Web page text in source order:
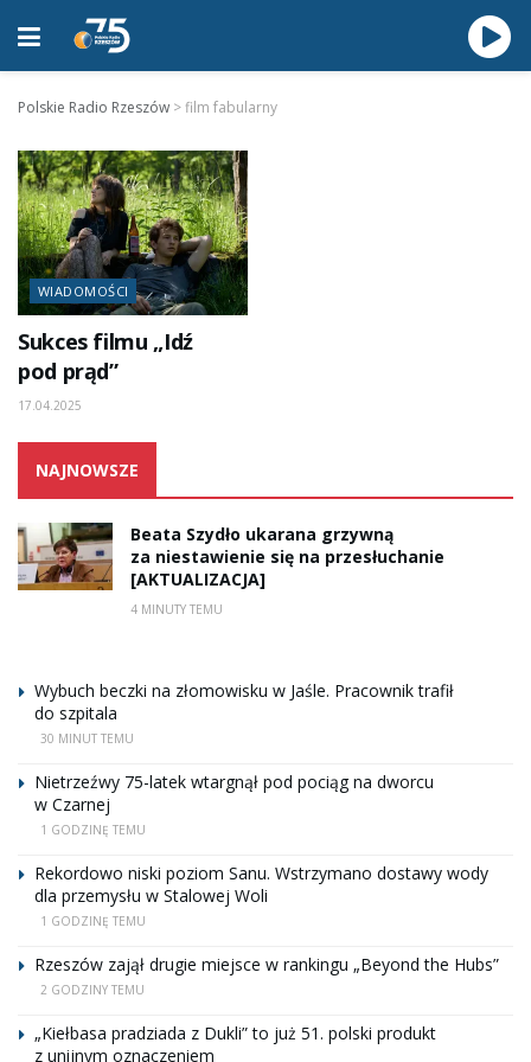
Polskie Radio Rzeszów >film fabularny
WIADOMOŚCI
Sukces filmu „Idź
pod prąd”
17.04.2025
NAJNOWSZE
Beata Szydło ukarana grzywną
za niestawienie się na przesłuchanie
[AKTUALIZACJA]
4 MINUTY TEMU
Wybuch beczki na złomowisku w Jaśle. Pracownik trafił
do szpitala
30 MINUT TEMU
Nietrzeźwy 75-latek wtargnął pod pociąg na dworcu
w Czarnej
1 GODZINĘ TEMU
Rekordowo niski poziom Sanu. Wstrzymano dostawy wody
dla przemysłu w Stalowej Woli
1 GODZINĘ TEMU
Rzeszów zajął drugie miejsce w rankingu „Beyond the Hubs”
2 GODZINY TEMU
„Kiełbasa pradziada z Dukli” to już 51. polski produkt
z unijnym oznaczeniem